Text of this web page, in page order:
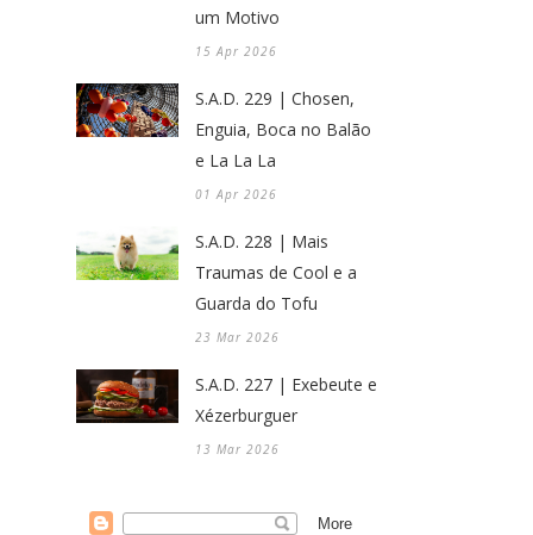
um Motivo
15 Apr 2026
S.A.D. 229 | Chosen,
Enguia, Boca no Balão
e La La La
01 Apr 2026
S.A.D. 228 | Mais
Traumas de Cool e a
Guarda do Tofu
23 Mar 2026
S.A.D. 227 | Exebeute e
Xézerburguer
13 Mar 2026